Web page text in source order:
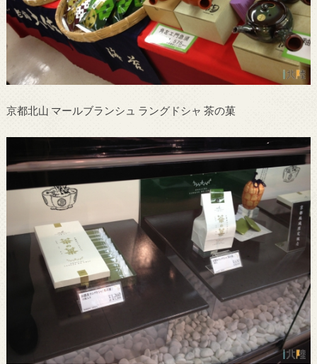
京都北山 マールブランシュ ラングドシャ 茶の菓